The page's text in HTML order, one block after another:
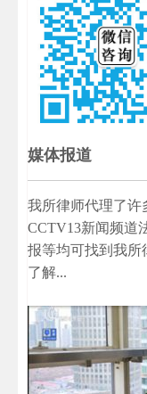
媒体报道
我所律师代理了许
CCTV13新闻频道
报等均可找到我所
了解...